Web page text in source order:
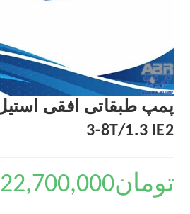
3-8T/1.3 IE2
تومان22,700,000